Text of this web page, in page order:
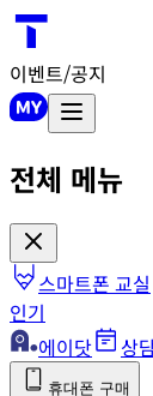
이벤트/공지
전체 메뉴
스마트폰 교실
인기
에이닷
상
휴대폰 구매